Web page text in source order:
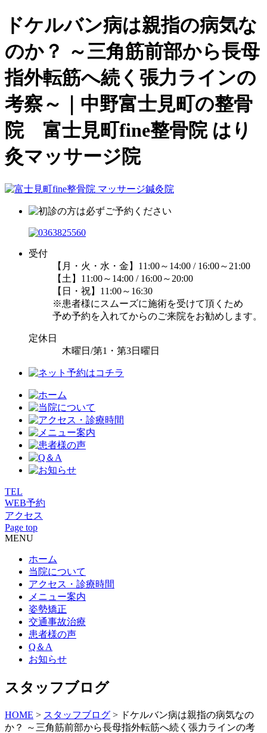
ドケルバン病は親指の病気な
のか？ ～三角筋前部から長母
指外転筋へ続く張力ラインの
考察～｜中野富士見町の整骨
院 富士見町fine整骨院 はり
灸マッサージ院
受付
【月・火・水・金】11:00～14:00 / 16:00～21:00
【土】11:00～14:00 / 16:00～20:00
【日・祝】11:00～16:30
※患者様にスムーズに施術を受けて頂くため
予め予約を入れてからのご来院をお勧めします。
定休日
木曜日/第1・第3日曜日
TEL
WEB予約
アクセス
Page top
MENU
ホーム
当院について
アクセス・診療時間
メニュー案内
姿勢矯正
交通事故治療
患者様の声
Q＆A
お知らせ
スタッフブログ
HOME > スタッフブログ > ドケルバン病は親指の病気なの
か？ ～三角筋前部から長母指外転筋へ続く張力ラインの考